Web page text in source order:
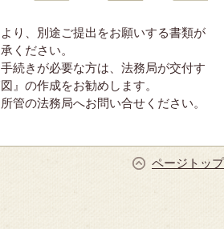
り、別途ご提出をお願いする書類が
ください。
続きが必要な方は、法務局が交付す
』の作成をお勧めします。
管の法務局へお問い合せください。
ページトップ